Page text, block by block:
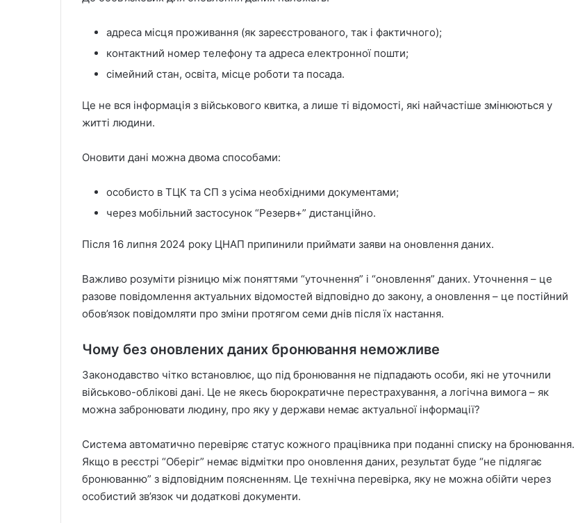
адреса місця проживання (як зареєстрованого, так і фактичного);
контактний номер телефону та адреса електронної пошти;
сімейний стан, освіта, місце роботи та посада.
Це не вся інформація з військового квитка, а лише ті відомості, які найчастіше змінюються у
житті людини.
Оновити дані можна двома способами:
особисто в ТЦК та СП з усіма необхідними документами;
через мобільний застосунок “Резерв+” дистанційно.
Після 16 липня 2024 року ЦНАП припинили приймати заяви на оновлення даних.
Важливо розуміти різницю між поняттями “уточнення” і “оновлення” даних. Уточнення – це
разове повідомлення актуальних відомостей відповідно до закону, а оновлення – це постійний
обов’язок повідомляти про зміни протягом семи днів після їх настання.
Чому без оновлених даних бронювання неможливе
Законодавство чітко встановлює, що під бронювання не підпадають особи, які не уточнили
військово-облікові дані. Це не якесь бюрократичне перестрахування, а логічна вимога – як
можна забронювати людину, про яку у держави немає актуальної інформації?
Система автоматично перевіряє статус кожного працівника при поданні списку на бронювання.
Якщо в реєстрі “Оберіг” немає відмітки про оновлення даних, результат буде “не підлягає
бронюванню” з відповідним поясненням. Це технічна перевірка, яку не можна обійти через
особистий зв’язок чи додаткові документи.